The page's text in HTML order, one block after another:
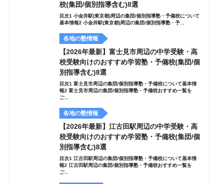
校(集団/個別指導含む)8選
目次1 小金井駅(東京都)周辺の集団/個別指導塾・予備校について
基本情報2 小金井駅(東京都)周辺の集団/個別指導塾・予...
各地の塾情報
【2026年最新】富士見市周辺の中学受験・高
校受験向けのおすすめ学習塾・予備校(集団/個
別指導含む)8選
目次1 富士見市周辺の集団/個別指導塾・予備校について基本情
報2 富士見市周辺の集団/個別指導塾・予備校おすすめ一覧を
ご...
各地の塾情報
【2026年最新】江古田駅周辺の中学受験・高
校受験向けのおすすめ学習塾・予備校(集団/個
別指導含む)8選
目次1 江古田駅周辺の集団/個別指導塾・予備校について基本情
報2 江古田駅周辺の集団/個別指導塾・予備校おすすめ一覧を
ご...